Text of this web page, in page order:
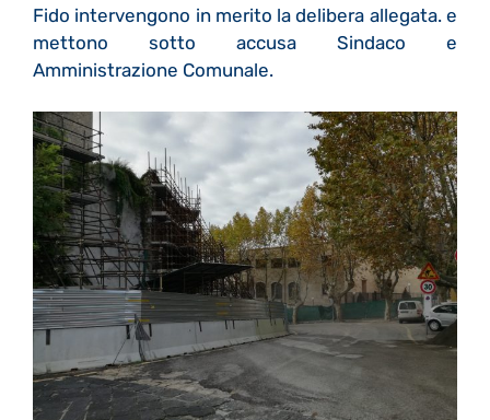
Fido intervengono in merito la delibera allegata. e
mettono sotto accusa Sindaco e
Amministrazione Comunale.